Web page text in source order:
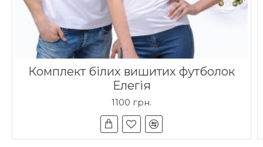
Комплект білих вишитих футболок
Елегія
1100 грн.